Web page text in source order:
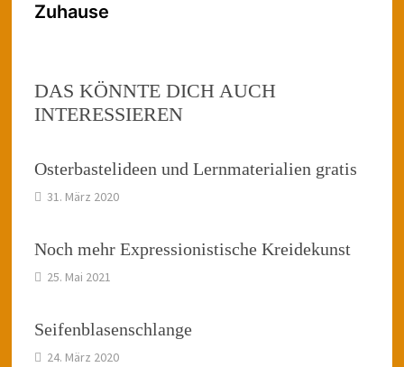
Zuhause
DAS KÖNNTE DICH AUCH
INTERESSIEREN
Osterbastelideen und Lernmaterialien gratis
31. März 2020
Noch mehr Expressionistische Kreidekunst
25. Mai 2021
Seifenblasenschlange
24. März 2020